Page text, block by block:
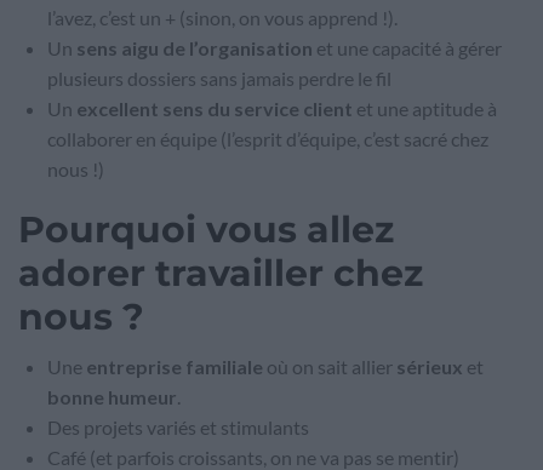
l’avez, c’est un + (sinon, on vous apprend !).
Un sens aigu de l’organisation et une capacité à gérer
plusieurs dossiers sans jamais perdre le fil
Un excellent sens du service client et une aptitude à
collaborer en équipe (l’esprit d’équipe, c’est sacré chez
nous !)
Pourquoi vous allez
adorer travailler chez
nous ?
Une entreprise familiale où on sait allier sérieux et
bonne humeur.
Des projets variés et stimulants
Café (et parfois croissants, on ne va pas se mentir)